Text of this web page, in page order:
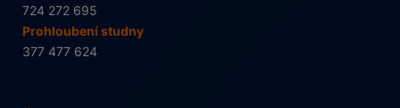
724 272 695
Prohloubení studny
377 477 624